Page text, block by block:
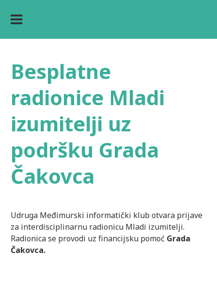
Besplatne
radionice Mladi
izumitelji uz
podršku Grada
Čakovca
Udruga Međimurski informatički klub otvara prijave
za interdisciplinarnu radionicu Mladi izumitelji.
Radionica se provodi uz financijsku pomoć Grada
Čakovca.